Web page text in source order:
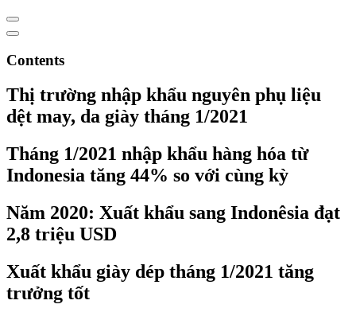
Contents
Thị trường nhập khẩu nguyên phụ liệu
dệt may, da giày tháng 1/2021
Tháng 1/2021 nhập khẩu hàng hóa từ
Indonesia tăng 44% so với cùng kỳ
Năm 2020: Xuất khẩu sang Indonêsia đạt
2,8 triệu USD
Xuất khẩu giày dép tháng 1/2021 tăng
trưởng tốt